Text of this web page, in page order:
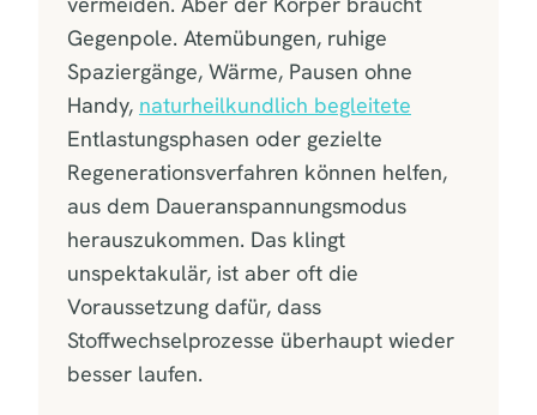
Gegenpole. Atemübungen, ruhige
Spaziergänge, Wärme, Pausen ohne
Handy, naturheilkundlich begleitete
Entlastungsphasen oder gezielte
Regenerationsverfahren können helfen,
aus dem Daueranspannungsmodus
herauszukommen. Das klingt
unspektakulär, ist aber oft die
Voraussetzung dafür, dass
Stoffwechselprozesse überhaupt wieder
besser laufen.